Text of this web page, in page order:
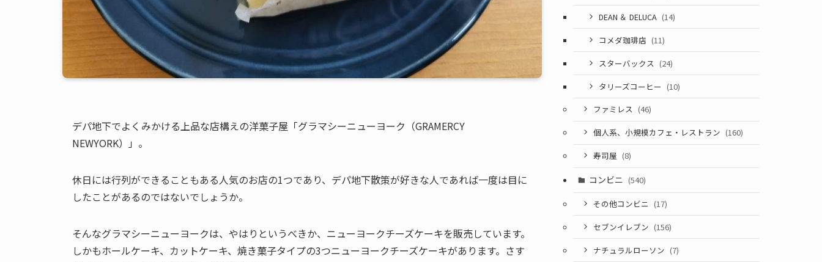
デパ地下でよくみかける上品な店構えの洋菓子屋「グラマシーニューヨーク（GRAMERCY
NEWYORK）」。
休日には行列ができることもある人気のお店の1つであり、デパ地下散策が好きな人であれば一度は目に
したことがあるのではないでしょうか。
そんなグラマシーニューヨークは、やはりというべきか、ニューヨークチーズケーキを販売しています。
しかもホールケーキ、カットケーキ、焼き菓子タイプの3つニューヨークチーズケーキがあります。さす
DEAN ＆ DELUCA (14)
コメダ珈琲店 (11)
スターバックス (24)
タリーズコーヒー (10)
ファミレス (46)
個人系、小規模カフェ・レストラン (160)
寿司屋 (8)
コンビニ (540)
その他コンビニ (17)
セブンイレブン (156)
ナチュラルローソン (7)